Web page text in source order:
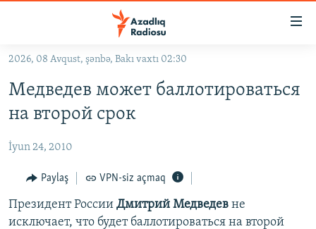
Əsas
qayıt
Əsas
naviqasiyaya
qayıt
#İZAHLA
KORRUPSIOMETR
#ƏSLINDƏ
FƏRQƏ BAX
QANUNI DOĞRU
2026, 08 Avqust, şənbə, Bakı vaxtı 02:30
Медведев может баллотироваться
на второй срок
İyun 24, 2010
Paylaş VPN-siz açmaq
Президент России Дмитрий Медведев не
исключает, что будет баллотироваться на второй